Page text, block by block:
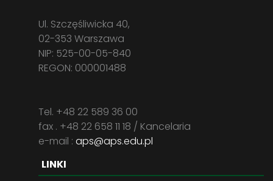
Ul. Szczęśliwicka 40,
02-353 Warszawa
NIP: 525-00-05-840
REGON: 000001488
Tel. +48 22 589 36 00
fax . +48 22 658 11 18 / Kancelaria
e-mail : aps@aps.edu.pl
LINKI